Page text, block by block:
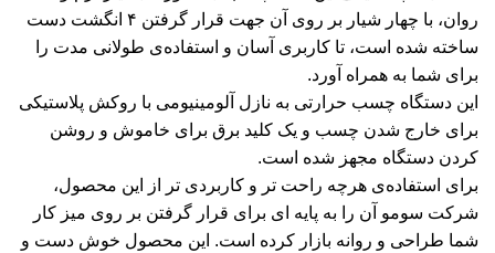
روان، با چهار شیار بر روی آن جهت قرار گرفتن ۴ انگشت دست
ساخته شده است، تا کاربری آسان و استفاده‌ی طولانی مدت را
برای شما به همراه آورد.
این دستگاه چسب حرارتی به نازل آلومینیومی با روکش پلاستیکی
برای خارج شدن چسب و یک کلید برق برای خاموش و روشن
کردن دستگاه مجهز شده است.
برای استفاده‌ی هرچه راحت تر و کاربردی تر از این محصول،
شرکت سومو آن را به پایه ای برای قرار گرفتن بر روی میز کار
شما طراحی و روانه بازار کرده است. این محصول خوش دست و